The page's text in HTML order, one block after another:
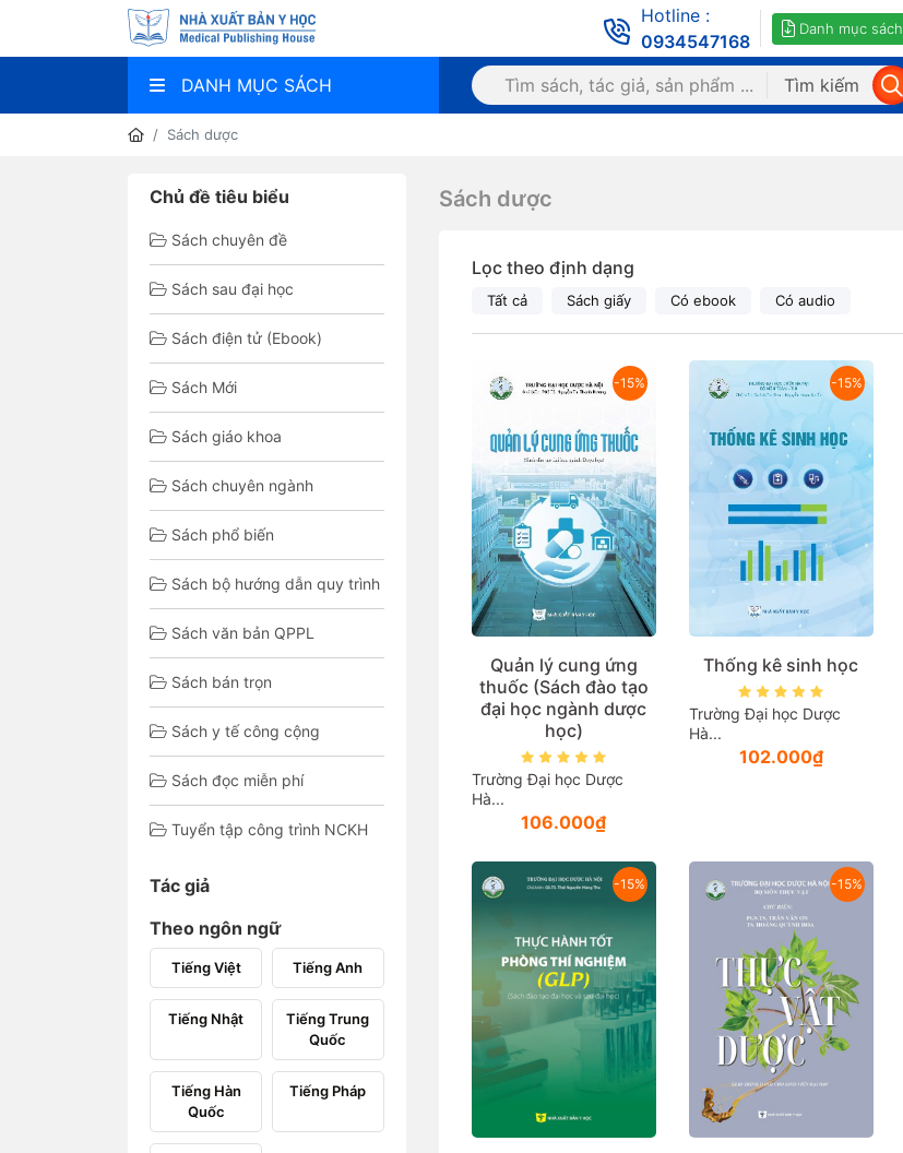
Hotline :
0934547168
Danh mục sách
DANH MỤC SÁCH Tìm kiếm
Sách dược
Chủ đề tiêu biểu
Sách chuyên đề
Sách sau đại học
Sách điện tử (Ebook)
Sách Mới
Sách giáo khoa
Sách chuyên ngành
Sách phổ biến
Sách bộ hướng dẫn quy trình
Sách văn bản QPPL
Sách bán trọn
Sách y tế công cộng
Sách đọc miễn phí
Tuyển tập công trình NCKH
Tác giả
Theo ngôn ngữ
Tiếng Việt Tiếng Anh
Tiếng Nhật
Tiếng Trung
Quốc
Tiếng Hàn
Quốc
Tiếng Pháp
Sách dược
Lọc theo định dạng
Tất cả Sách giấy Có ebook Có audio
-15%
Quản lý cung ứng
thuốc (Sách đào tạo
đại học ngành dược
học)
Trường Đại học Dược
Hà...
106.000₫
-15%
Thống kê sinh học
Trường Đại học Dược
Hà...
102.000₫
-15% -15%